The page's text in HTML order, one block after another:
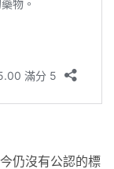
仍沒有公認的標